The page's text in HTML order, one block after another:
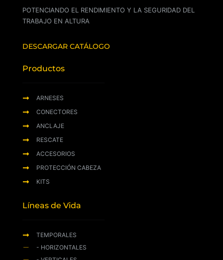
POTENCIANDO EL RENDIMIENTO Y LA SEGURIDAD DEL
TRABAJO EN ALTURA
DESCARGAR CATÁLOGO
Productos
ARNESES
CONECTORES
ANCLAJE
RESCATE
ACCESORIOS
PROTECCIÓN CABEZA
KITS
Líneas de Vida
TEMPORALES
- HORIZONTALES